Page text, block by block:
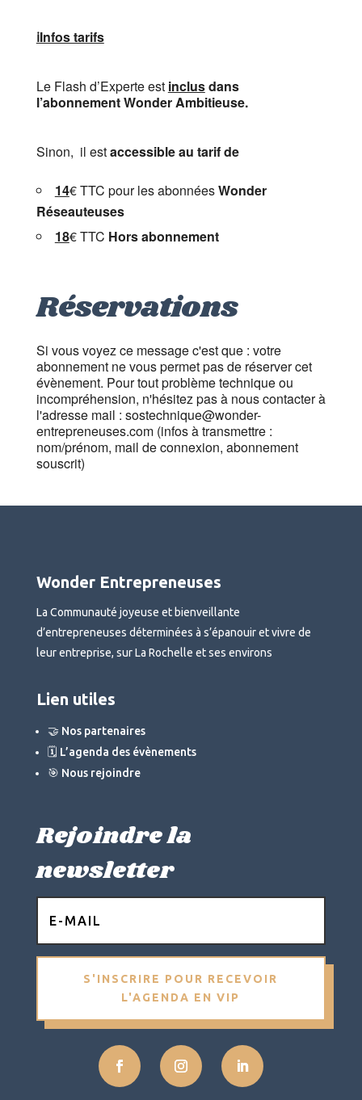
ℹ️Infos tarifs
Le Flash d’Experte est inclusdans
l’abonnement Wonder Ambitieuse.
Sinon, il estaccessible au tarif de
14€ TTC pour les abonnéesWonder
Réseauteuses
18€ TTC Hors abonnement
Réservations
Si vous voyez ce message c'est que : votre
abonnement ne vous permet pas de réserver cet
évènement. Pour tout problème technique ou
incompréhension, n'hésitez pas à nous contacter à
l'adresse mail : sostechnique@wonder-
entrepreneuses.com (infos à transmettre :
nom/prénom, mail de connexion, abonnement
souscrit)
Wonder Entrepreneuses
La Communauté joyeuse et bienveillante
d’entrepreneuses déterminées à s’épanouir et vivre de
leur entreprise, sur La Rochelle et ses environs
Lien utiles
🤝 Nos partenaires
🗓 L’agenda des évènements
🎯 Nous rejoindre
Rejoindre la
newsletter
S'INSCRIRE POUR RECEVOIR
L'AGENDA EN VIP